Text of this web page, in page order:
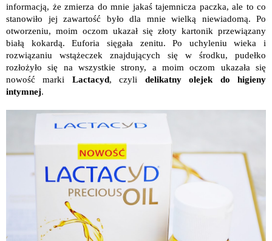
informacją, że zmierza do mnie jakaś tajemnicza paczka, ale to co
stanowiło jej zawartość było dla mnie wielką niewiadomą. Po
otworzeniu, moim oczom ukazał się złoty kartonik przewiązany
białą kokardą. Euforia sięgała zenitu. Po uchyleniu wieka i
rozwiązaniu wstążeczek znajdujących się w środku, pudełko
rozłożyło się na wszystkie strony, a moim oczom ukazała się
nowość marki Lactacyd, czyli delikatny olejek do higieny
intymnej.